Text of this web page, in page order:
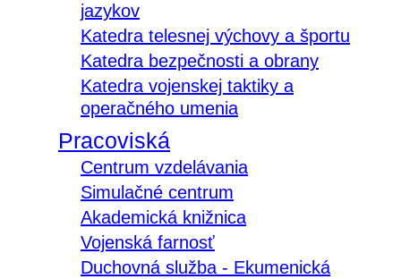
jazykov
Katedra telesnej výchovy a športu
Katedra bezpečnosti a obrany
Katedra vojenskej taktiky a
operačného umenia
Pracoviská
Centrum vzdelávania
Simulačné centrum
Akademická knižnica
Vojenská farnosť
Duchovná služba - Ekumenická